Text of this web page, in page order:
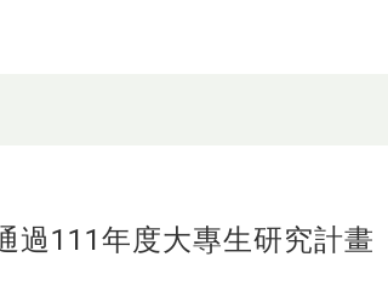
過111年度大專生研究計畫